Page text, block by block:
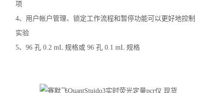
凝胶成像系统
洗板机
项
4、用户帐户管理、锁定工作流程和暂停功能可以更好地控制
实验
5、96 孔 0.2 mL 规格或 96 孔 0.1 mL 规格